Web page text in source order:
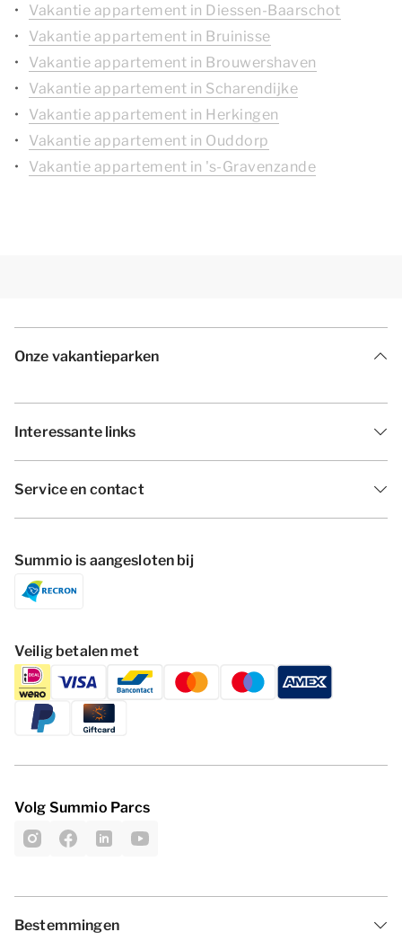
Vakantie appartement in Diessen-Baarschot
Vakantie appartement in Bruinisse
Vakantie appartement in Brouwershaven
Vakantie appartement in Scharendijke
Vakantie appartement in Herkingen
Vakantie appartement in Ouddorp
Vakantie appartement in 's-Gravenzande
Onze vakantieparken
Interessante links
Service en contact
Summio is aangesloten bij
Veilig betalen met
Volg Summio Parcs
Bestemmingen